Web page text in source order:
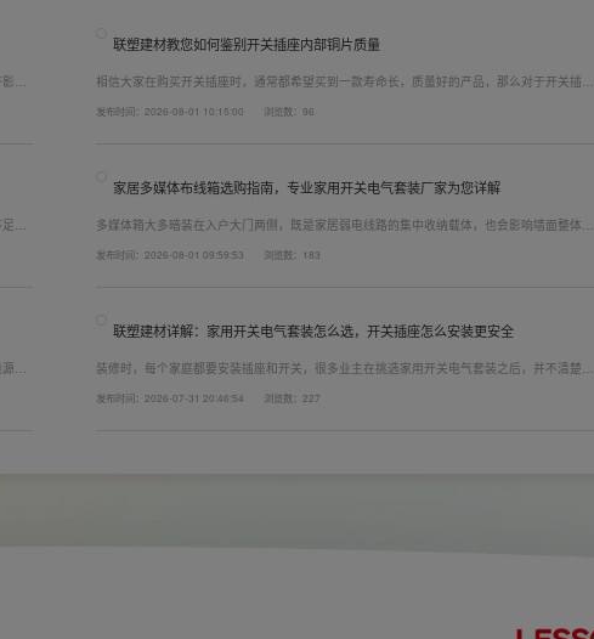
响
联塑建材教您如何鉴别开关插座内部铜片质量
相信大家在购买开关插座时，通常都希望买到一款寿命长，质量好的产品，那么对于开关插座
越好(因为铜片长度决定了插座距离的大小，插孔间距越宽二三插同时插入越方便)。
发布时间：2026-08-01 10:15:00 浏览数：96
或
少
家居多媒体布线箱选购指南，专业家用开关电气套装厂家为您详解
多媒体箱大多暗装在入户大门两侧，既是家居弱电线路的集中收纳载体，也会影响墙面整体装
式配齐全屋电气产品，选择综合实力过硬的家用开关电气套装厂家，可以同时搞定开关插座、
发布时间：2026-08-01 09:59:53 浏览数：183
插
的
联塑建材详解：家用开关电气套装怎么选，开关插座怎么安装更安全
装修时，每个家庭都要安装插座和开关，很多业主在挑选家用开关电气套装之后，并不清楚插
久安全，必须做到选对产品+规范安装双重达标。
发布时间：2026-07-31 20:46:54 浏览数：227